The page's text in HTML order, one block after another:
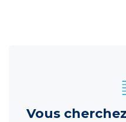
Vous